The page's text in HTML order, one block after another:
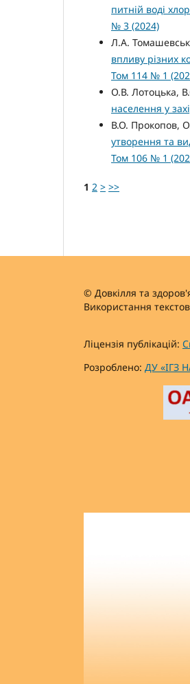
питній воді
№ 3 (2024)
Л.А.
впливу різних
Том 114 № 1
О.В. Лотоцька,
населення у
В.О. Прокопов,
утворення та
Том 106 № 1
1 2 > >>
© Довкілля та
Використання
Ліцензія публікацій:
Розроблено: ДУ «ІГЗ